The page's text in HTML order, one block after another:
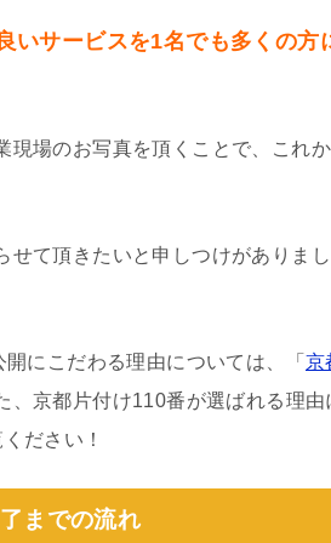
いサービスを1名でも多くの方
現場のお写真を頂くことで、これ
せて頂きたいと申しつけがありま
にこだわる理由については、「 京
、京都片付け110番が選ばれる理由
ださい！
までの流れ